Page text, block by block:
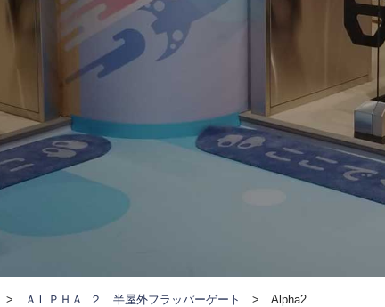
> ＡＬＰＨＡ. ２ 半屋外フラッパーゲート >Alpha2